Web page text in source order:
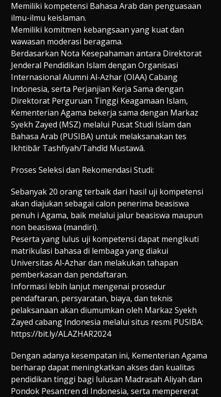
Memiliki kompetensi Bahasa Arab dan penguasaan
ilmu-ilmu keislaman.
Memiliki komitmen kebangsaan yang kuat dan
wawasan moderasi beragama.
Berdasarkan Nota Kesepahaman antara Direktorat
Jenderal Pendidikan Islam dengan Organisasi
Internasional Alumni Al-Azhar (OIAA) Cabang
Indonesia, serta Perjanjian Kerja Sama dengan
Direktorat Perguruan Tinggi Keagamaan Islam,
Kementerian Agama bekerja sama dengan Markaz
Syekh Zayed (MSZ) melalui Pusat Studi Islam dan
Bahasa Arab (PUSIBA) untuk melaksanakan tes
Ikhtibâr Tashfiyah/Tahdîd Mustawâ.
Proses Seleksi dan Rekomendasi Studi:
Sebanyak 20 orang terbaik dari hasil uji kompetensi
akan diajukan sebagai calon penerima beasiswa
penuh i Agama, baik melalui jalur beasiswa maupun
non beasiswa (mandiri).
Peserta yang lulus uji kompetensi dapat mengikuti
matrikulasi bahasa di lembaga yang diakui
Universitas Al-Azhar dan melakukan tahapan
pemberkasan dan pendaftaran.
Informasi lebih lanjut mengenai prosedur
pendaftaran, persyaratan, biaya, dan teknis
pelaksanaan akan diumumkan oleh Markaz Syekh
Zayed cabang Indonesia melalui situs resmi PUSIBA:
https://bit.ly/ALAZHAR2024
Dengan adanya kesempatan ini, Kementerian Agama
berharap dapat meningkatkan akses dan kualitas
pendidikan tinggi bagi lulusan Madrasah Aliyah dan
Pondok Pesantren di Indonesia, serta mempererat